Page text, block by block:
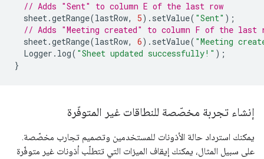
// Adds "Sent" to column E of the last row
sheet.getRange(lastRow, 5). setValue( "Sent" );
// Adds "Meeting created" to column F of the last
sheet.getRange(lastRow, 6). setValue( "Meeting
Logger . log( "Sheet updated successfully!" );
}
إنشاء تجربة مخصّصة للنطاقات غير المتوفّرة
يمكنك استرداد حالة الأذونات للمستخدمين وتصميم تجارب مخصّصة.
على سبيل المثال، يمكنك إيقاف الميزات التي تتطلّب أذونات غير متوفّرة